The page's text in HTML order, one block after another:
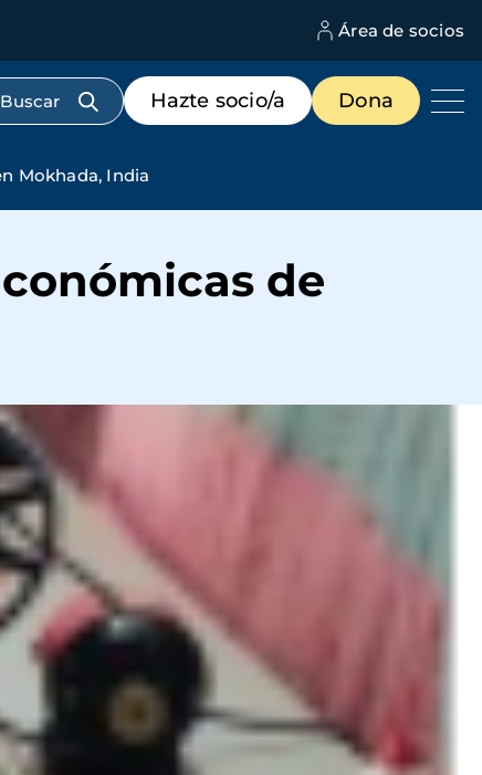
Área de socios
Menú
de
destacados
Hazte socio/a Dona
Mokhada, India
de